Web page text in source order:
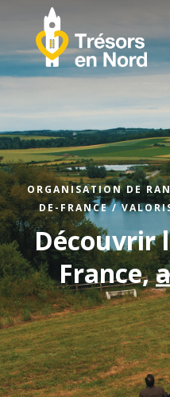
ORGANISATION DE
DE-FRANCE /
Découvrir
France,